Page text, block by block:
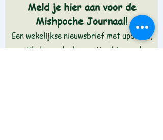
Meld je hier aan voor de
Mishpoche Journaal!
Een wekelijkse nieuwsbrief met updates,
artikelen en leuke weetjes binnen de